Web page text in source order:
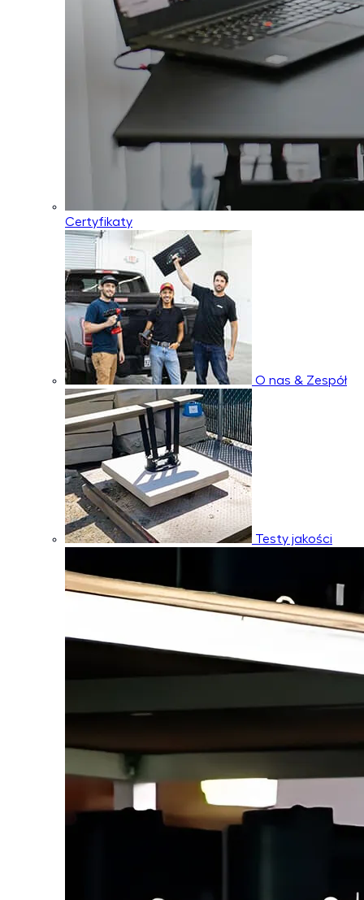
Certyfikaty
O nas & Zespół
Testy jakości